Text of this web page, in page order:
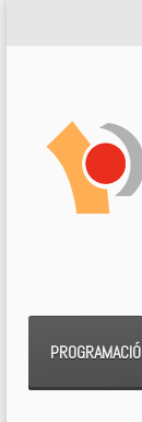
PROGRAMACIÓ